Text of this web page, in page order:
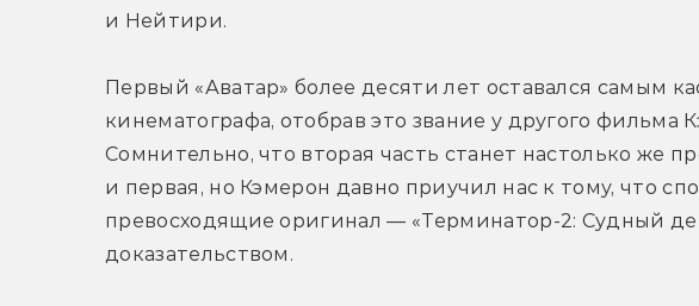
и Нейтири.
Первый «Аватар» более десяти лет оставался самым
кинематографа, отобрав это звание у другого фильма
Сомнительно, что вторая часть станет настолько же
и первая, но Кэмерон давно приучил нас к тому, что
превосходящие оригинал — «Терминатор-2: Судный
доказательством.